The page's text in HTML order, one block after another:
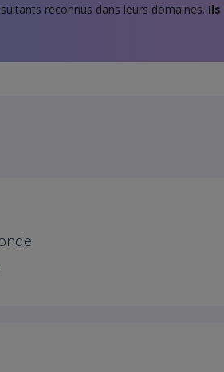
reconnus dans leurs domaines.